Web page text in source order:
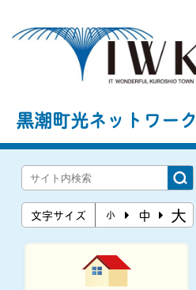
黒潮町光ネットワーク
文字サイズ 小 中 大